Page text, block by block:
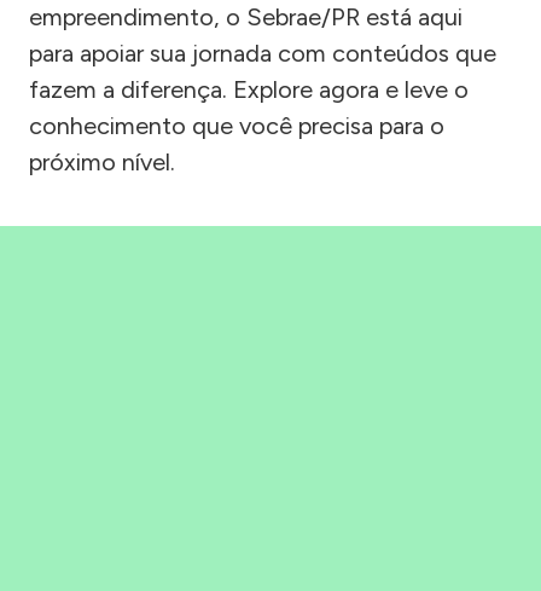
empreendimento, o Sebrae/PR está aqui
para apoiar sua jornada com conteúdos que
fazem a diferença. Explore agora e leve o
conhecimento que você precisa para o
próximo nível.